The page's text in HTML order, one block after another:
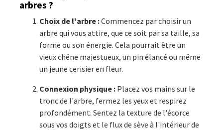
arbres ?
Choix de l'arbre :Commencez par choisir un
arbre qui vous attire, que ce soit par sa taille, sa
forme ou son énergie. Cela pourrait être un
vieux chêne majestueux, un pin élancé ou même
un jeune cerisier en fleur.
Connexion physique : Placez vos mains sur le
tronc de l'arbre, fermez les yeux et respirez
profondément. Sentez la texture de l'écorce
sous vos doigts et le flux de sève à l'intérieur de